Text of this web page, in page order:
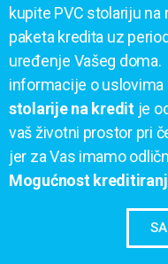
kupite PVC stolariju
paketa kredita uz
uređenje Vašeg
informacije o uslovima
stolarije na kreditje
vaš životni prostor pri
jer za Vas imamo
Mogućnost